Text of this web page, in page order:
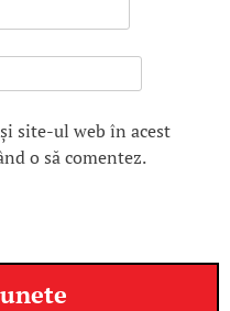
site-ul web în acest
o să comentez.